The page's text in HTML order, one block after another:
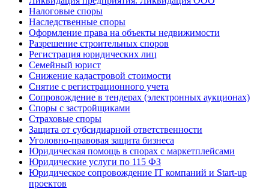
Налоговые споры
Наследственные споры
Оформление права на объекты недвижимости
Разрешение строительных споров
Регистрация юридических лиц
Семейный юрист
Снижение кадастровой стоимости
Снятие с регистрационного учета
Сопровождение в тендерах (электронных аукционах)
Споры с застройщиками
Страховые споры
Защита от субсидиарной ответственности
Уголовно-правовая защита бизнеса
Юридическая помощь в спорах с маркетплейсами
Юридические услуги по 115 ФЗ
Юридическое сопровождение IT компаний и Start-up
проектов